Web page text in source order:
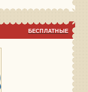
БЕСПЛАТНЫЕ